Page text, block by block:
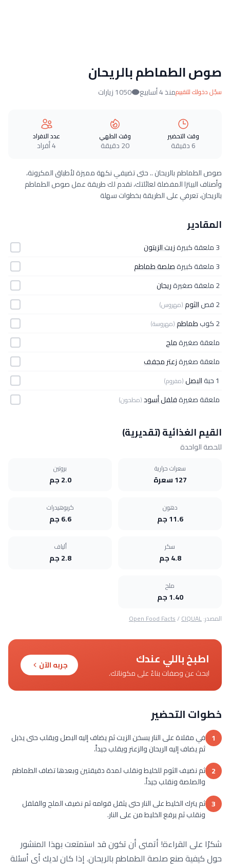
صوص الطماطم بالريحان
سجّل دخولك للتقييممنذ 4 أسابيع 1050 زيارات
وقت التحضير
6 دقيقة
وقت الطهي
20 دقيقة
عدد الافراد
4 أفراد
صوص الطماطم بالريحان .. حتى تضيفي نكهة مميزة لأطباق المكرونة،
وأصناف البيتزا المفضلة لعائلتك، نقدم لك طريقة عمل صوص الطماطم
بالريحان، تعرفي على الطريقة بخطوات سهلة
المقادير
3 ملعقة كبيرة
زيت الزيتون
3 ملعقة كبيرة
صلصة طماطم
2 ملعقة صغيرة
ريحان
2 فص
الثوم(مهروس)
2 كوب طماطم(مهروسة)
ملعقة صغيرةملح
ملعقة صغيرةزعتر مجفف
1 حبة
البصل(مفروم)
ملعقة صغيرةفلفل أسود(مطحون)
القيم الغذائية (تقديرية)
للحصة الواحدة
سعرات حرارية
127 سعرة
بروتين
2.0 جم
دهون
11.6 جم
كربوهيدرات
6.6 جم
سكر
4.8 جم
ألياف
2.8 جم
ملح
1.40 جم
المصدر: Open Food Facts/CIQUAL
اطبخ باللي عندك
ابحث عن وصفات بناءً على مكوناتك.
جربه الآن
خطوات التحضير
1 في مقلاة على النار يسخن الزيت ثم يضاف إليه البصل ويقلب حتى يذبل
ثم يضاف إليه الريحان والزعتر ويقلب جيداً.
2 ثم نضيف الثوم للخليط ونقلب لمدة دقيقتين وبعدها تضاف الطماطم
والصلصة ونقلب جيداً.
3 ثم يترك الخليط على النار حتى يثقل قوامه ثم نضيف الملح والفلفل
ونقلب ثم يرفع الخليط من على النار.
شكرًا على القراءة! أتمنى أن تكون قد استمتعت بهذا المنشور
حول كيفية صنع صلصة الطماطم بالريحان. إذا كان لديك أي أسئلة